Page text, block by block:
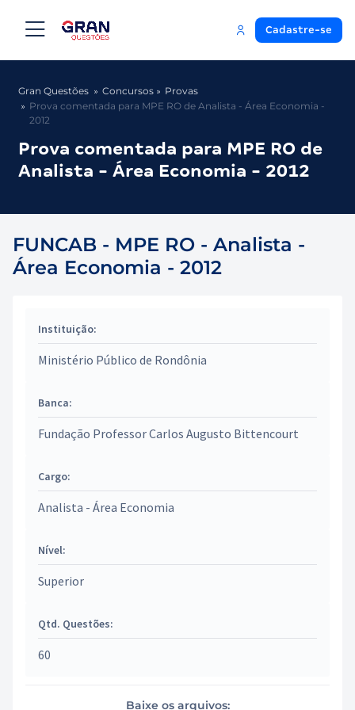
Cadastre-se
Gran Questões Concursos
Provas
Prova comentada para MPE RO de Analista - Área Economia -
2012
Prova comentada para MPE RO de
Analista - Área Economia - 2012
FUNCAB - MPE RO - Analista -
Área Economia - 2012
Instituição:
Ministério Público de Rondônia
Banca:
Fundação Professor Carlos Augusto Bittencourt
Cargo:
Analista - Área Economia
Nível:
Superior
Qtd. Questões:
60
Baixe os arquivos: